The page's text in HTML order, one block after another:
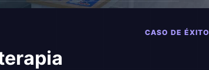
CASO DE ÉXITO